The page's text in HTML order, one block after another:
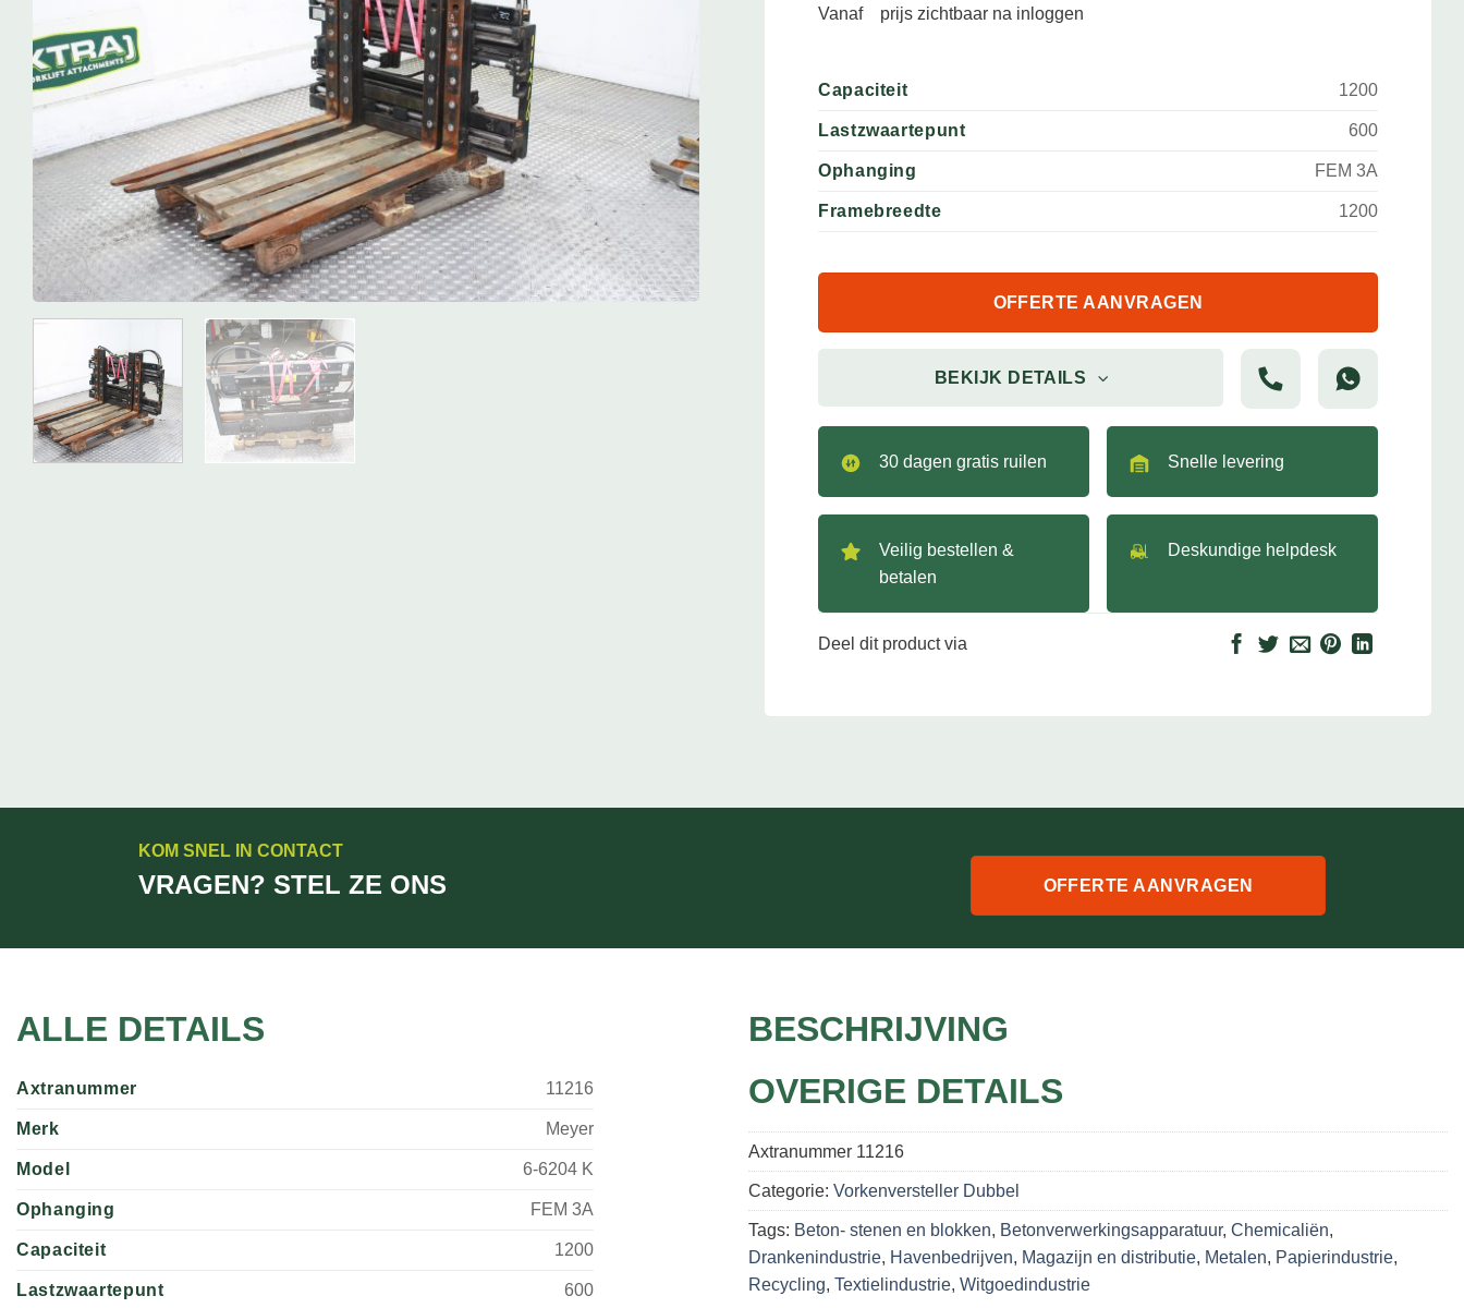
Vanaf prijs zichtbaar na inloggen
Capaciteit 1200
Lastzwaartepunt 600
Ophanging FEM 3A
Framebreedte 1200
OFFERTE AANVRAGEN
BEKIJK DETAILS
30 dagen gratis ruilen Snelle levering
Veilig bestellen &
betalen
Deskundige helpdesk
Deel dit product via
KOM SNEL IN CONTACT
VRAGEN? STEL ZE ONS OFFERTE AANVRAGEN
ALLE DETAILS
Axtranummer 11216
Merk Meyer
Model 6-6204 K
Ophanging FEM 3A
Capaciteit 1200
Lastzwaartepunt 600
BESCHRIJVING
OVERIGE DETAILS
Axtranummer 11216
Categorie: Vorkenversteller Dubbel
Tags: Beton- stenen en blokken, Betonverwerkingsapparatuur, Chemicaliën,
Drankenindustrie, Havenbedrijven, Magazijn en distributie, Metalen, Papierindustrie,
Recycling, Textielindustrie, Witgoedindustrie